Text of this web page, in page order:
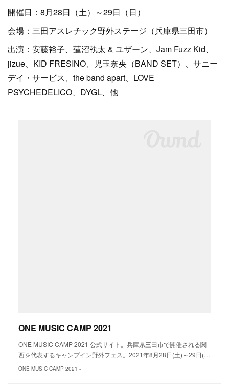
開催日：8月28日（土）～29日（日）
会場：三田アスレチック野外ステージ（兵庫県三田市）
出演：安藤裕子、蓮沼執太 & ユザーン、Jam Fuzz Kid、
jizue、KID FRESINO、児玉奈央（BAND SET）、サニー
デイ・サービス、the band apart、LOVE
PSYCHEDELICO、DYGL、他
ONE MUSIC CAMP 2021
ONE MUSIC CAMP 2021 公式サイト。兵庫県三田市で開催される関
西を代表するキャンプイン野外フェス。2021年8月28日(土)～29日(…
ONE MUSIC CAMP 2021 -